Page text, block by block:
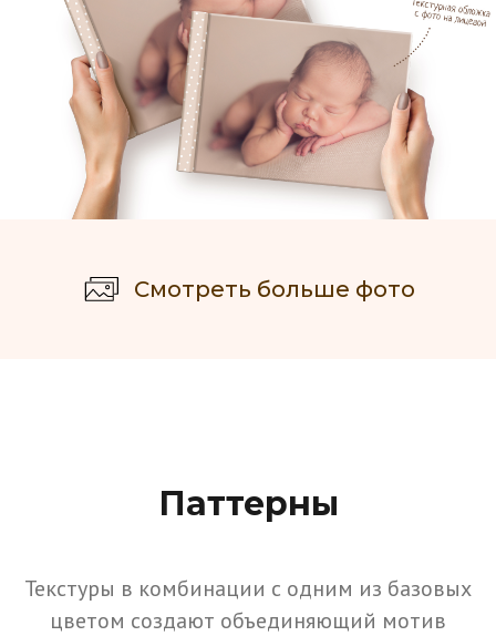
Смотреть больше фото
Паттерны
Текстуры в комбинации с одним из базовых
цветом создают объединяющий мотив